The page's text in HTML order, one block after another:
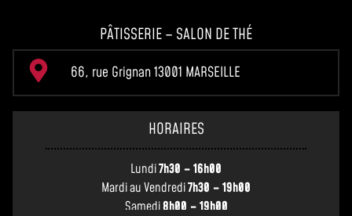
PÂTISSERIE – SALON DE THÉ
66, rue Grignan 13001 MARSEILLE
HORAIRES
Lundi7h30 – 16h00
Mardi au Vendredi7h30 – 19h00
Samedi8h00 – 19h00